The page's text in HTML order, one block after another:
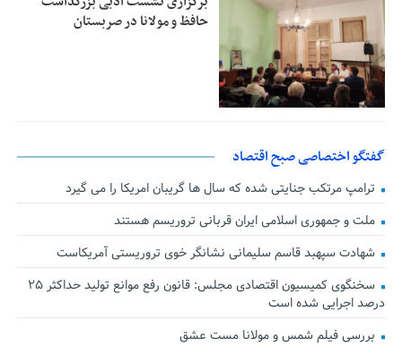
حافظ و مولانا در صربستان
گفتگو اختصاصی صبح اقتصاد
ترامپ مرتکب جنایتی شده که سال ها گریبان امریکا را می گیرد
ملت و جمهوری اسلامی ایران قربانی تروریسم هستند
شهادت سپهبد قاسم سلیمانی نشانگر خوی تروریستی آمریکاست
سخنگوی کمیسیون اقتصادی مجلس: قانون رفع موانع تولید حداکثر ۲۵
درصد اجرایی شده است
بررسی فیلم شمس و مولانا مست عشق